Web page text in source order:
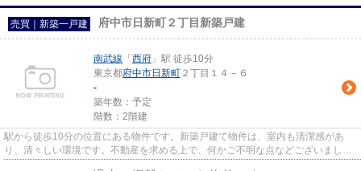
売買｜新築一戸建 府中市日新町２丁目新築戸建
南武線 「 西府 」駅 徒歩10分
東京都府中市日新町 ２丁目１４－６
-
築年数：予定
階数：2階建
駅から徒歩10分の位置にある物件です。新築戸建て物件は、室内も清潔感があ
り、清々しい環境です。不動産を求める上で、何かご不明な点などございました